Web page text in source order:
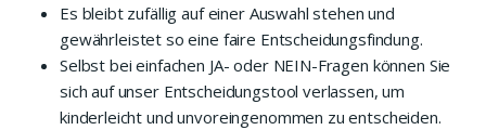
Es bleibt zufällig auf einer Auswahl stehen und
gewährleistet so eine faire Entscheidungsfindung.
Selbst bei einfachen JA- oder NEIN-Fragen können Sie
sich auf unser Entscheidungstool verlassen, um
kinderleicht und unvoreingenommen zu entscheiden.